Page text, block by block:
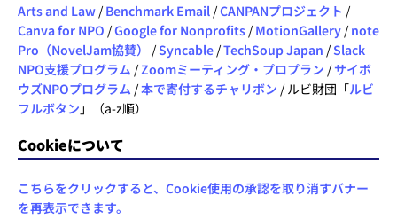
Arts and Law / Benchmark Email /CANPANプロジェクト /
Canva for NPO /Google for Nonprofits / MotionGallery / note
Pro（NovelJam協賛）
/Syncable /TechSoup Japan /Slack
NPO支援プログラム /Zoomミーティング・プロプラン /サイボ
ウズNPOプログラム /本で寄付するチャリボン / ルビ財団「ルビ
フルボタン 」（a-z順）
Cookieについて
こちらをクリックすると、Cookie使用の承認を取り消すバナー
を再表示できます。